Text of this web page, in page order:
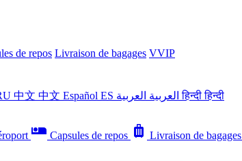
de repos Livraison de bagages VVIP
中文 中文 Español ES العربية العربية हिन्दीहिन्दी
airline_seat_individual_suite Capsules de repos luggage Livraison de bagages